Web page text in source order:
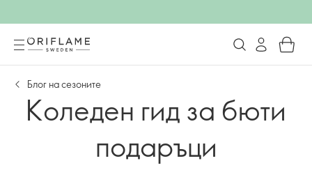
Блог на сезоните
Коледен гид за бюти
подаръци